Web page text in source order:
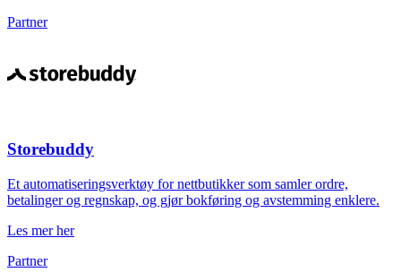
Partner
Storebuddy
Et automatiseringsverktøy for nettbutikker som samler ordre,
betalinger og regnskap, og gjør bokføring og avstemming enklere.
Les mer her
Partner